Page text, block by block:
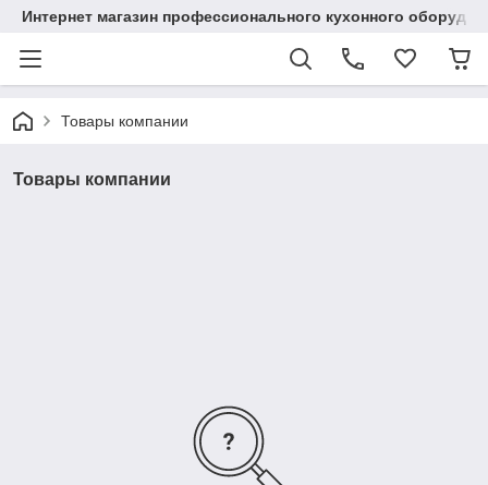
Интернет магазин профессионального кухонного
Товары компании
Товары компании